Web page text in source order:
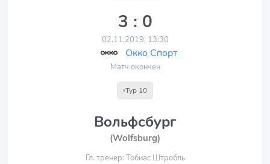
3 : 0
02.11.2019, 13:30
Окко Спорт
Матч окончен
Тур 10
Вольфсбург
(Wolfsburg)
Гл. тренер: Тобиас Штробль